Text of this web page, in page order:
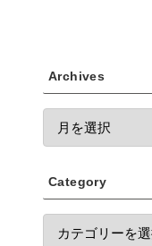
Archives
Category